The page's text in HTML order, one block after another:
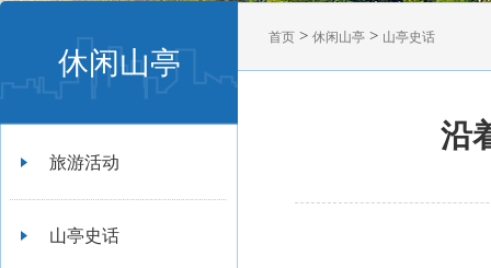
休闲山亭
旅游活动
山亭史话
首页 > 休闲山亭 > 山亭史话
沿